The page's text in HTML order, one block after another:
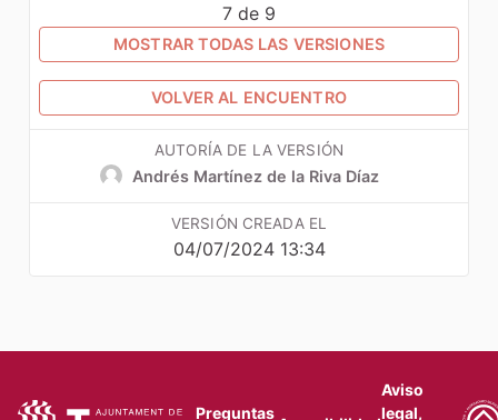
7 de 9
MOSTRAR TODAS LAS VERSIONES
VOLVER AL ENCUENTRO
AUTORÍA DE LA VERSIÓN
Andrés Martínez de la Riva Díaz
VERSIÓN CREADA EL
04/07/2024 13:34
Preguntas
Aviso
legal,